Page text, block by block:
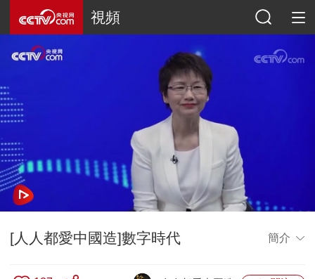
視頻
[人人都愛中國造]數字時代 簡介